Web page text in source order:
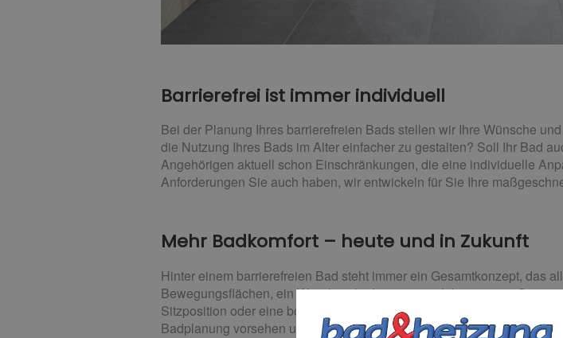
Barrierefrei ist immer individuell
Bei der Planung Ihres barrierefreien Bads stellen wir Ihre Wünsche
die Nutzung Ihres Bads im Alter einfacher zu gestalten? Soll Ihr Bad
Angehörigen aktuell schon Einschränkungen, die eine individuelle
Anforderungen Sie auch haben, wir entwickeln für Sie Ihre
Mehr Badkomfort – heute und in Zukunft
Hinter einem barrierefreien Bad steht immer ein Gesamtkonzept, das
Bewegungsflächen, ein Waschtisch, den man auch bequem im
Sitzposition oder eine bodenebene Dusche. Einen Dusch-Klappsitz
Badplanung vorsehen und später bei Bedarf nachrüsten.